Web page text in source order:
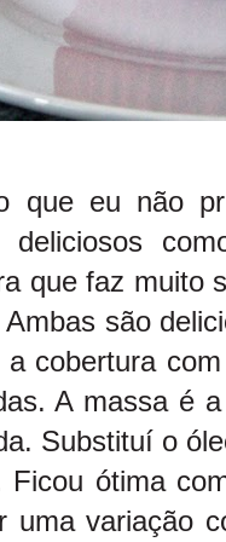
que eu não
que faz muito
Ambas são
cobertura
A massa é
Substituí o
Ficou ótima
uma variação